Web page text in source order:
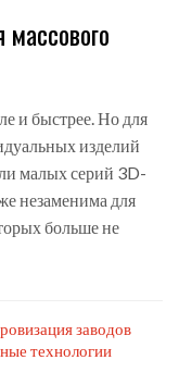
и быстрее. Но для
изделий
малых серий 3D-
незаменима для
больше не
заводов
технологии